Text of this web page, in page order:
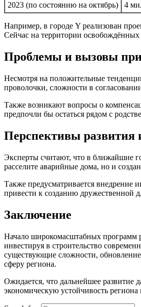
2023 (по состоянию на октябрь)
4
Например, в городе Y реализован
Сейчас на территории
Проблемы и вызовы
Несмотря на положительные
проволочки, сложности в
Также возникают вопросы о
предпочли бы остаться рядом с
Перспективы
Эксперты считают, что в ближайшие
расселите аварийные дома, но и
Также предусматривается внедрение
привести к созданию дружественной
Заключение
Начало широкомасштабных программ
инвестируя в строительство
существующие сложности,
сферу региона.
Ожидается, что дальнейшее развитие
экономическую устойчивость